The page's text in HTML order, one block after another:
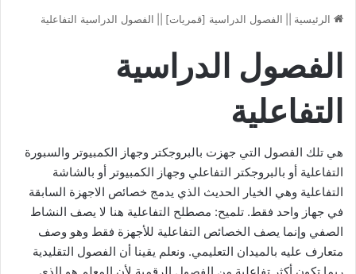
الرئيسية الفصول الدراسية [قمريات] الفصول الدراسية التفاعلية
الفصول الدراسية
التفاعلية
هي تلك الفصول التي جهزت بالبروجكتر وجهاز الكمبيوتر والسبورة
التفاعلية أو بالبروجكتر التفاعلي وجهاز الكمبيوتر أو بالشاشة
التفاعلية وهي الخيار الحديث الذي يدمج خصائص الاجهزة السابقة
في جهاز واحد فقط. تلميح: مصطلح التفاعلية هنا لا يصف النشاط
الصفي وإنما يصف الخصائص التفاعلية للأجهزة فقط وهو وصف
متعارف عليه بالميدان التعليمي. ونعلم يقينا أن الفصول التقليدية